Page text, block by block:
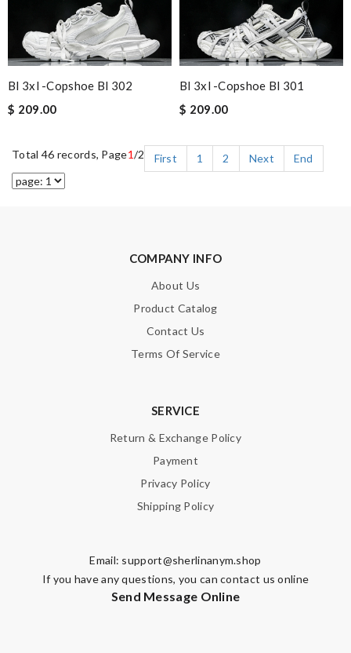
Bl 3xl -copshoe Bl 302
$ 209.00
Bl 3xl -copshoe Bl 301
$ 209.00
Total 46 records, Page1/2 First 1 2 Next End
COMPANY INFO
About Us
Product Catalog
Contact Us
Terms Of Service
SERVICE
Return & Exchange Policy
Payment
Privacy Policy
Shipping Policy
Email: support@sherlinanym.shop
If you have any questions, you can contact us online
Send Message Online